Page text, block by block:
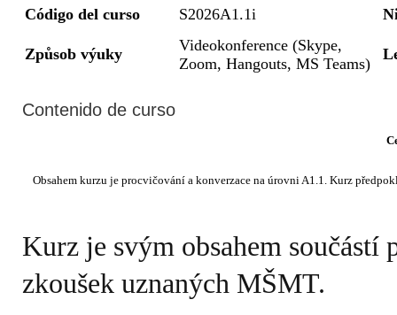
Código del curso S2026A1.1i
Způsob výuky
Videokonference (Skype,
Zoom, Hangouts, MS Teams)
Contenido de curso
Kurz je svým obsahem
zkoušek uznaných MŠMT.